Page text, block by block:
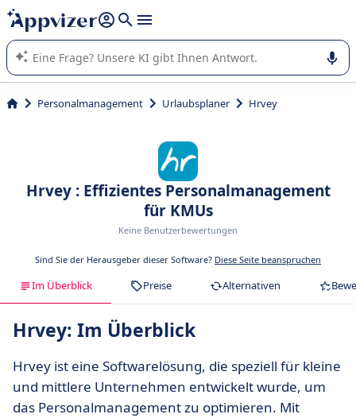
beantworten (mehrere Zeilen mit
Die KI von Appvizer führt Sie bei der Nutzung oder Auswahl
von SaaS-Software in Unternehmen.
Personalmanagement Urlaubsplaner Hrvey
Hrvey : Effizientes Personalmanagement
für KMUs
Keine Benutzerbewertungen
Sind Sie der Herausgeber dieser Software? Diese Seite beanspruchen
Im Überblick Preise Alternativen
Hrvey: Im Überblick
Hrvey ist eine Softwarelösung, die speziell für kleine
und mittlere Unternehmen entwickelt wurde, um
das Personalmanagement zu optimieren. Mit